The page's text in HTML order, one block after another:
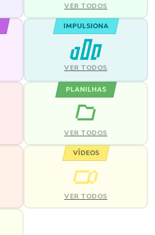
VER TODOS
IMPULSIONA
VER TODOS
PLANILHAS
VER TODOS
VÍDEOS
VER TODOS